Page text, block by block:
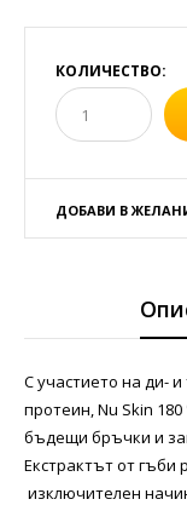
КОЛИЧЕСТВО:
ДОБАВИ В
С участието на ди-
протеин, Nu Skin
бъдещи бръчки и
Екстрактът от гъби
изключителен